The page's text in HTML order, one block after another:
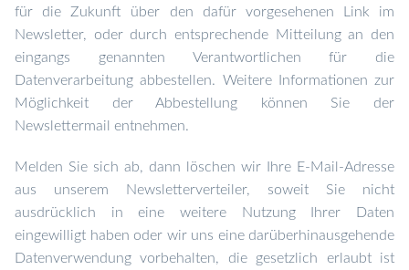
für die Zukunft über den dafür vorgesehenen Link im
Newsletter, oder durch entsprechende Mitteilung an den
eingangs genannten Verantwortlichen für die
Datenverarbeitung abbestellen. Weitere Informationen zur
Möglichkeit der Abbestellung können Sie der
Newslettermail entnehmen.
Melden Sie sich ab, dann löschen wir Ihre E-Mail-Adresse
aus unserem Newsletterverteiler, soweit Sie nicht
ausdrücklich in eine weitere Nutzung Ihrer Daten
eingewilligt haben oder wir uns eine darüberhinausgehende
Datenverwendung vorbehalten, die gesetzlich erlaubt ist